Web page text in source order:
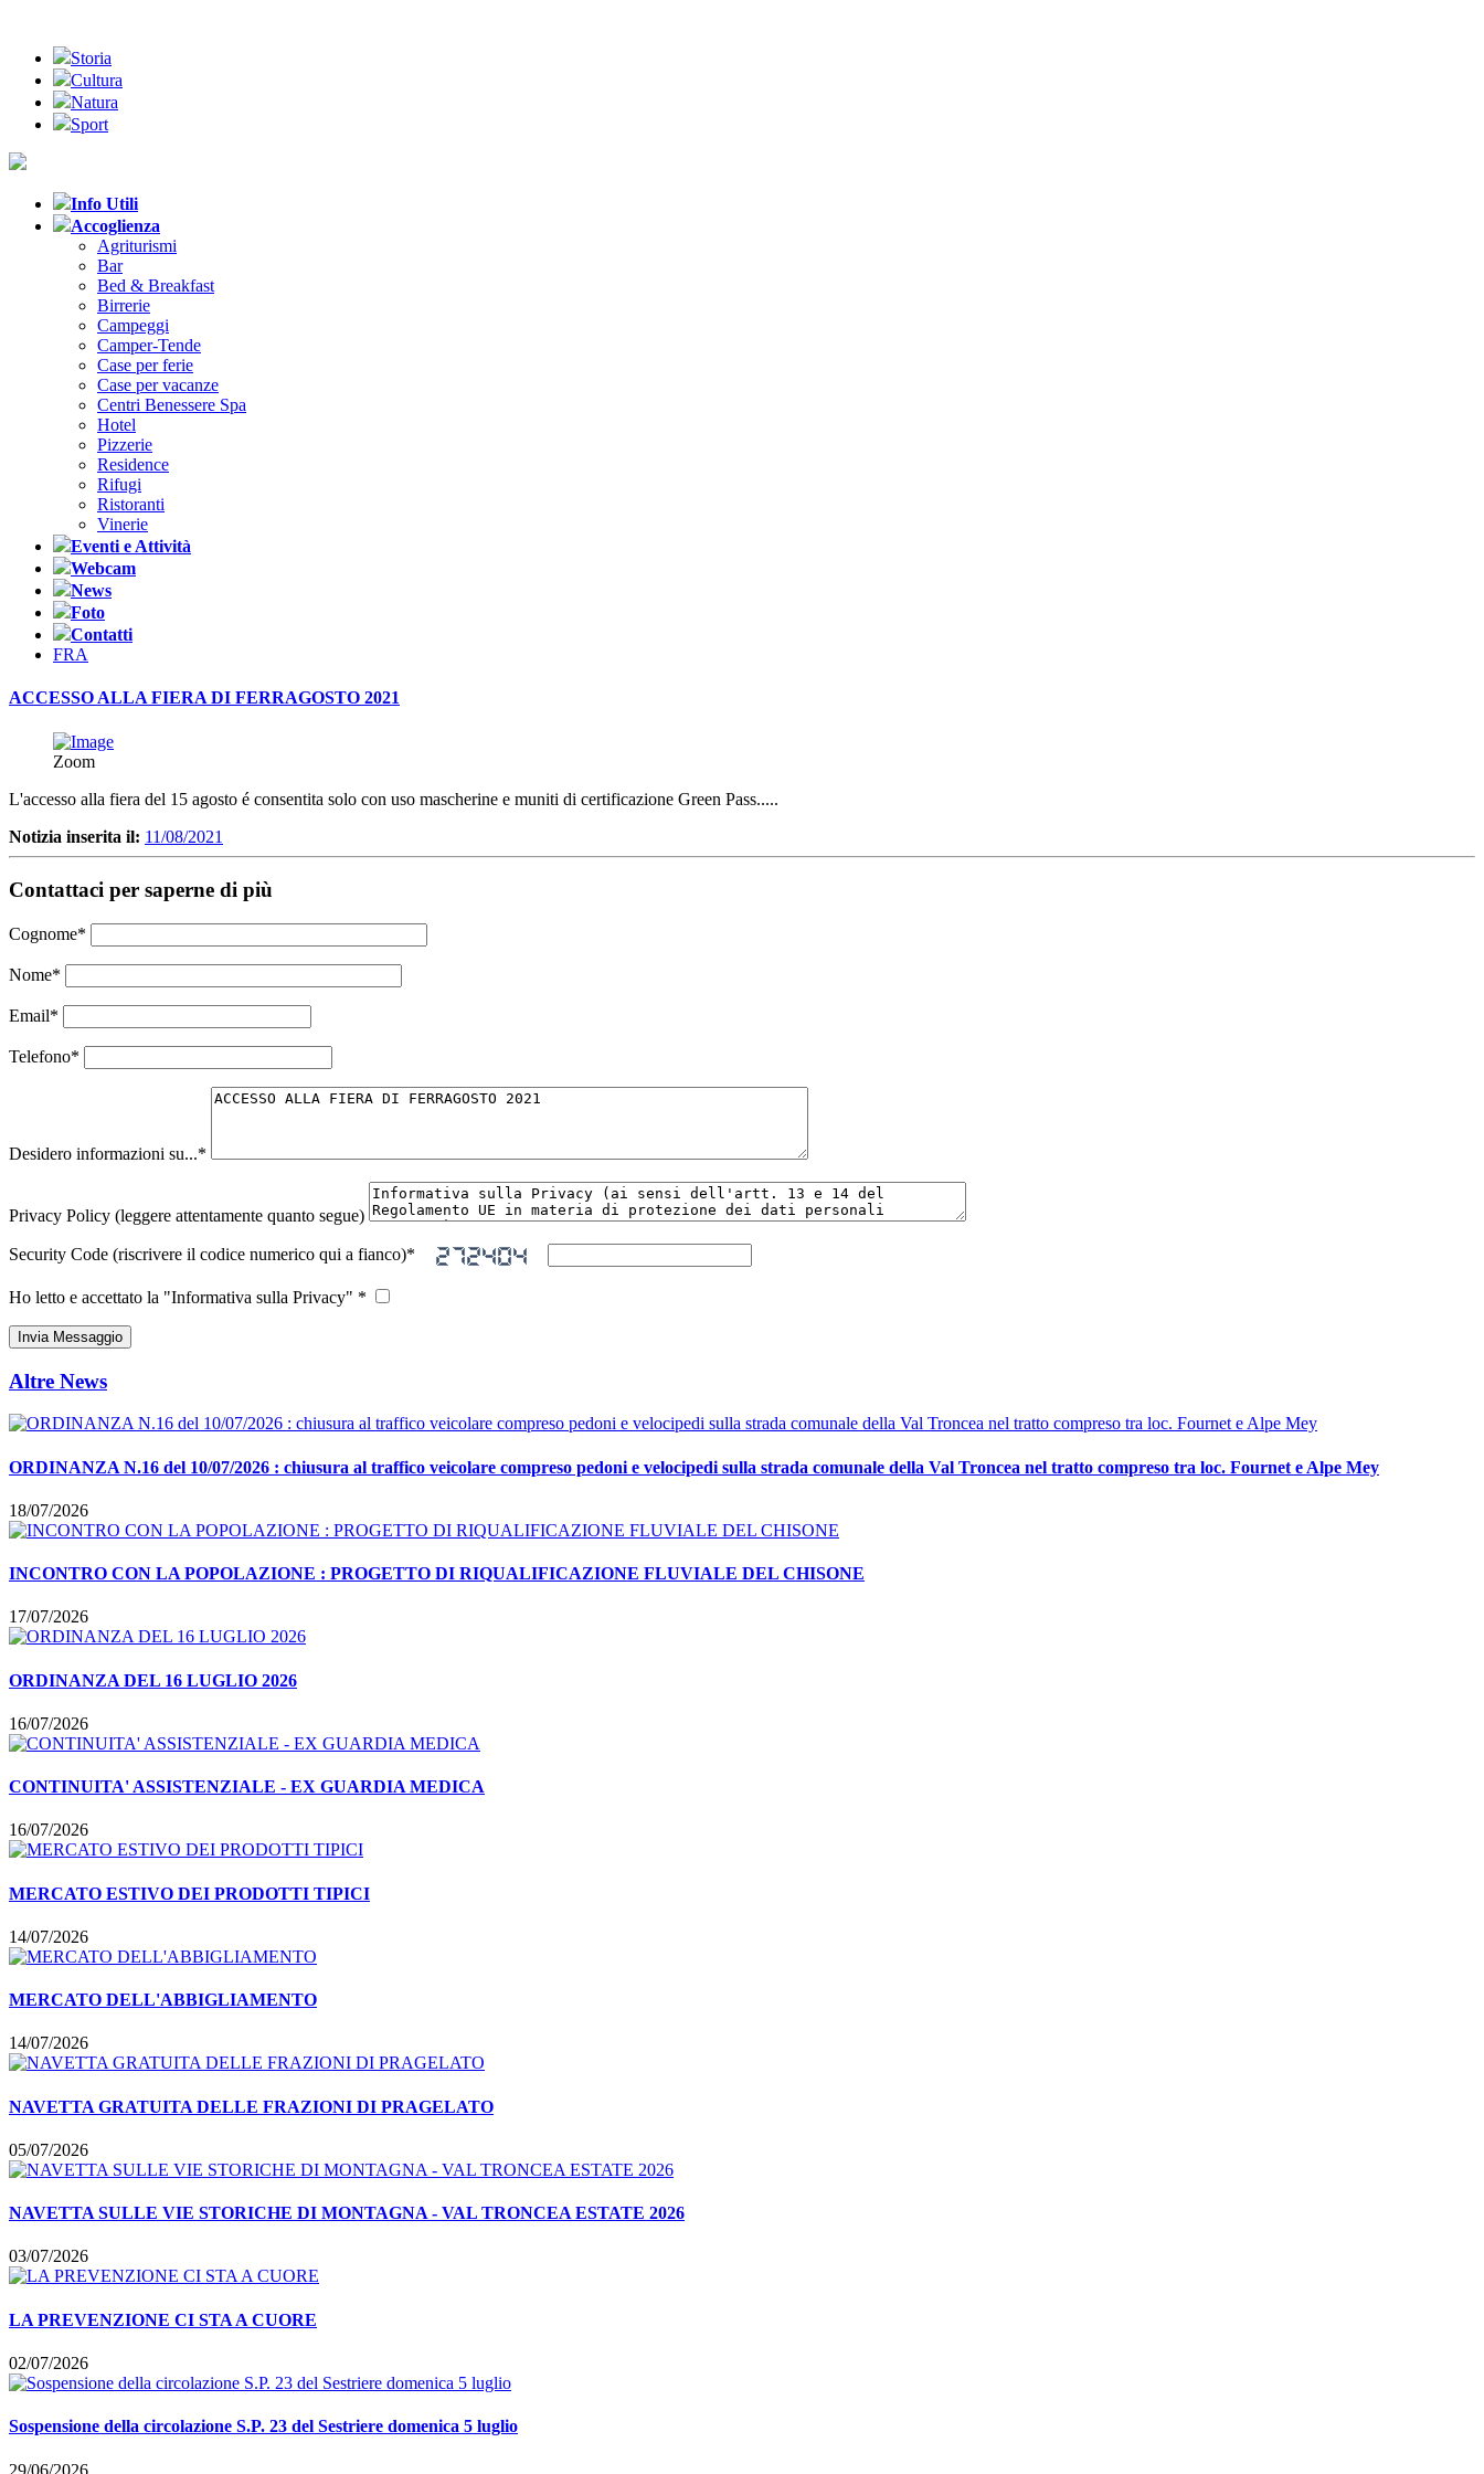
Storia
Cultura
Natura
Sport
Info Utili
Accoglienza
Agriturismi
Bar
Bed & Breakfast
Birrerie
Campeggi
Camper-Tende
Case per ferie
Case per vacanze
Centri Benessere Spa
Hotel
Pizzerie
Residence
Rifugi
Ristoranti
Vinerie
Eventi e Attività
Webcam
News
Foto
Contatti
FRA
ACCESSO ALLA FIERA DI FERRAGOSTO 2021
Zoom
L'accesso alla fiera del 15 agosto é consentita solo con uso mascherine e muniti di certificazione Green Pass.....
Notizia inserita il: 11/08/2021
Contattaci per saperne di più
Cognome*
Nome*
Email*
Telefono*
Desidero informazioni su...*
Privacy Policy (leggere attentamente quanto segue)
Security Code (riscrivere il codice numerico qui a fianco)*
Ho letto e accettato la "Informativa sulla Privacy" *
Altre News
ORDINANZA N.16 del 10/07/2026 : chiusura al traffico veicolare compreso pedoni e velocipedi sulla strada comunale della Val Troncea nel tratto compreso tra loc. Fournet e Alpe Mey
18/07/2026
INCONTRO CON LA POPOLAZIONE : PROGETTO DI RIQUALIFICAZIONE FLUVIALE DEL CHISONE
17/07/2026
ORDINANZA DEL 16 LUGLIO 2026
16/07/2026
CONTINUITA' ASSISTENZIALE - EX GUARDIA MEDICA
16/07/2026
MERCATO ESTIVO DEI PRODOTTI TIPICI
14/07/2026
MERCATO DELL'ABBIGLIAMENTO
14/07/2026
NAVETTA GRATUITA DELLE FRAZIONI DI PRAGELATO
05/07/2026
NAVETTA SULLE VIE STORICHE DI MONTAGNA - VAL TRONCEA ESTATE 2026
03/07/2026
LA PREVENZIONE CI STA A CUORE
02/07/2026
Sospensione della circolazione S.P. 23 del Sestriere domenica 5 luglio
29/06/2026